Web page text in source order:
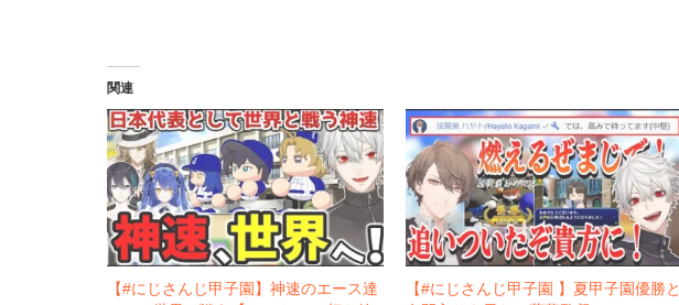
関連
【#にじさんじ甲子園】神速のエース達
【#にじさんじ甲子園 】夏甲子園優勝と